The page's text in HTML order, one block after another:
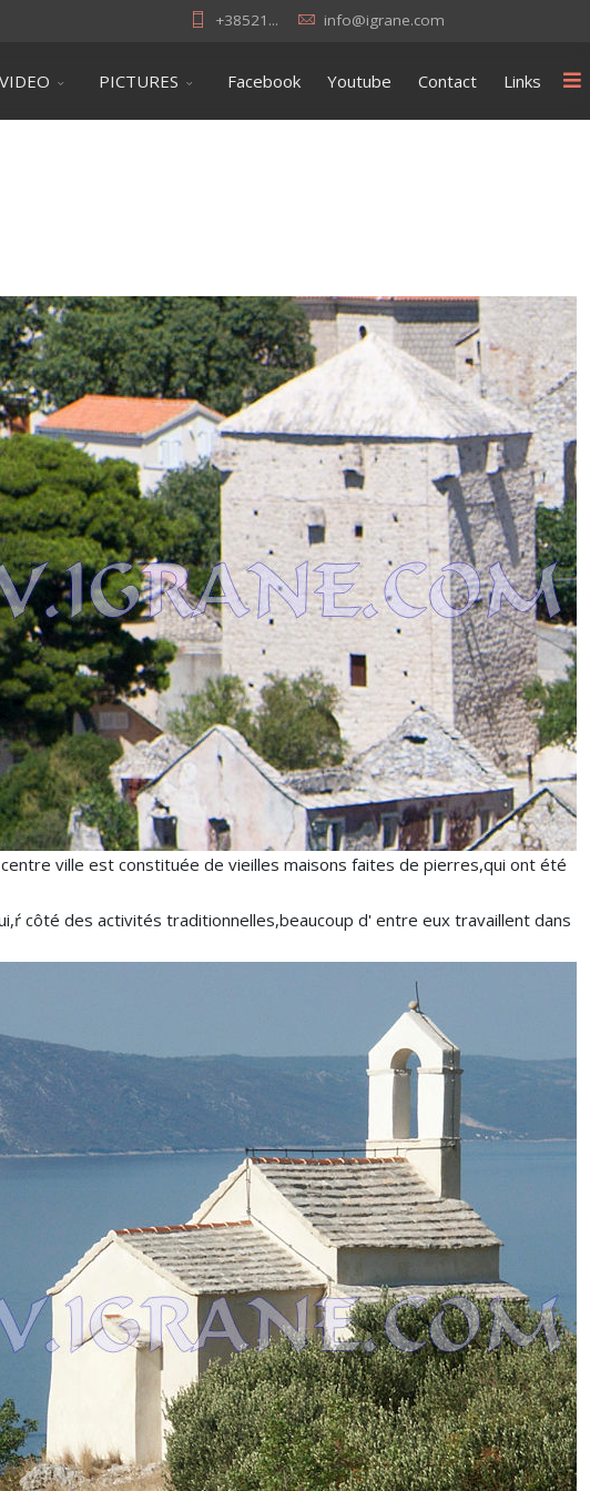
+38521... info@igrane.com
VIDEO PICTURES Facebook Youtube Contact Links
ville est constituée de vieilles maisons faites de pierres,qui ont été
côté des activités traditionnelles,beaucoup d' entre eux travaillent dans